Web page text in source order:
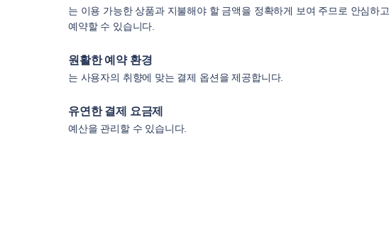
는 이용 가능한 상품과 지불해야 할 금액을 정확하게 보여 주므로 안심하고
예약할 수 있습니다.
원활한 예약 환경
는 사용자의 취향에 맞는 결제 옵션을 제공합니다.
유연한 결제 요금제
예산을 관리할 수 있습니다.